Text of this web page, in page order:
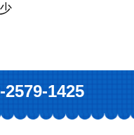
2579-1425